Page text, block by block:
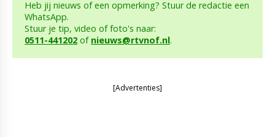
Heb jij nieuws of een opmerking? Stuur de redactie een
WhatsApp.
Stuur je tip, video of foto's naar:
0511-441202 of nieuws@rtvnof.nl.
[Advertenties]